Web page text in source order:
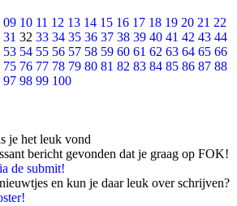
09 10 11 12 13 14 15 16 17 18 19 20 21 22
31 32 33 34 35 36 37 38 39 40 41 42 43 44
53 54 55 56 57 58 59 60 61 62 63 64 65 66
75 76 77 78 79 80 81 82 83 84 85 86 87 88
97 98 99 100
je het leuk vond
bericht gevonden dat je graag op FOK!
de submit!
en kun je daar leuk over schrijven?